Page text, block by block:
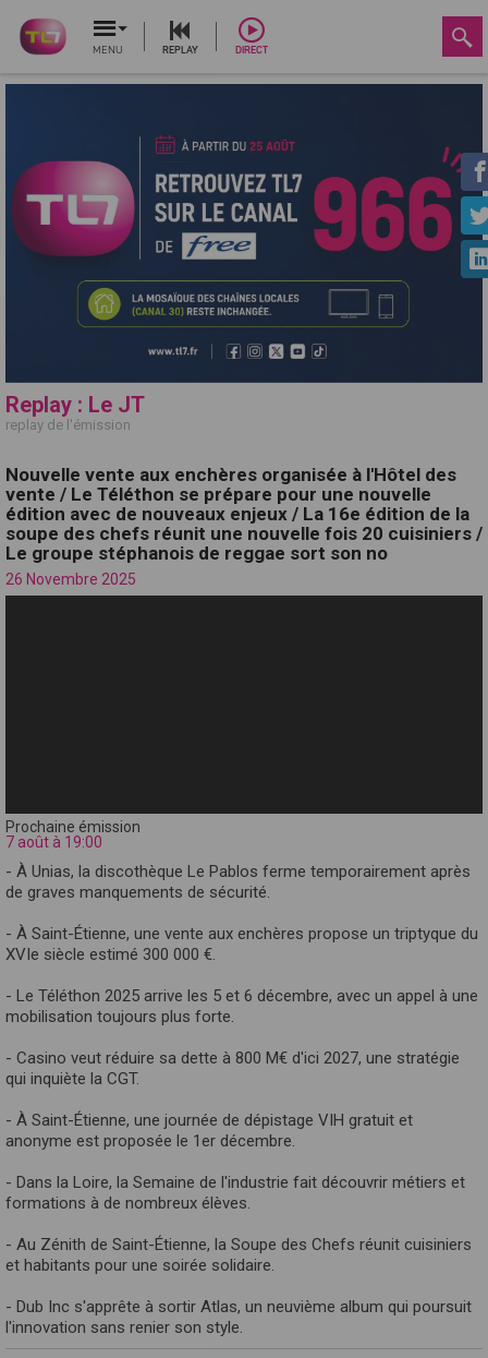
MENU REPLAY DIRECT
Replay : Le JT
replay de l'émission
Nouvelle vente aux enchères organisée à l'Hôtel des
vente / Le Téléthon se prépare pour une nouvelle
édition avec de nouveaux enjeux / La 16e édition de la
soupe des chefs réunit une nouvelle fois 20 cuisiniers /
Le groupe stéphanois de reggae sort son no
26 Novembre 2025
Prochaine émission
7 août à 19:00
- À Unias, la discothèque Le Pablos ferme temporairement après
de graves manquements de sécurité.
- À Saint-Étienne, une vente aux enchères propose un triptyque du
XVIe siècle estimé 300 000 €.
- Le Téléthon 2025 arrive les 5 et 6 décembre, avec un appel à une
mobilisation toujours plus forte.
- Casino veut réduire sa dette à 800 M€ d'ici 2027, une stratégie
qui inquiète la CGT.
- À Saint-Étienne, une journée de dépistage VIH gratuit et
anonyme est proposée le 1er décembre.
- Dans la Loire, la Semaine de l'industrie fait découvrir métiers et
formations à de nombreux élèves.
- Au Zénith de Saint-Étienne, la Soupe des Chefs réunit cuisiniers
et habitants pour une soirée solidaire.
- Dub Inc s'apprête à sortir Atlas, un neuvième album qui poursuit
l'innovation sans renier son style.